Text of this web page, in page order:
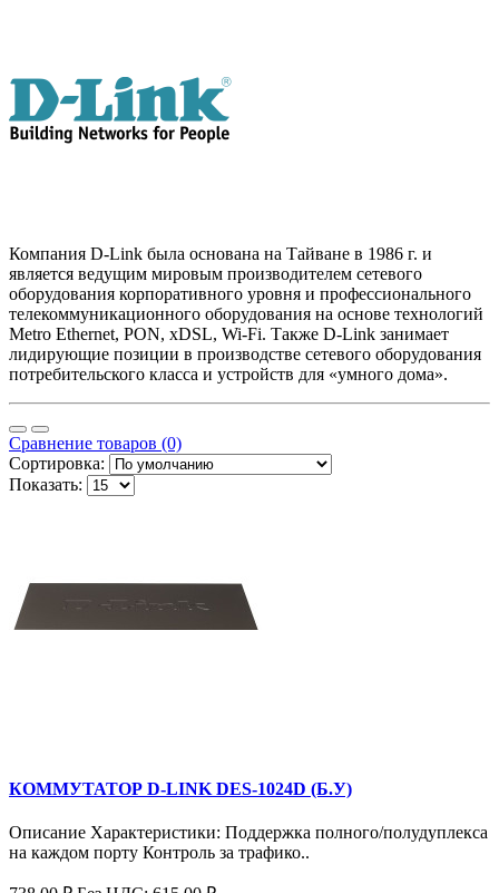
Компания D-Link была основана на Тайване в 1986 г. и
является ведущим мировым производителем сетевого
оборудования корпоративного уровня и профессионального
телекоммуникационного оборудования на основе технологий
Metro Ethernet, PON, xDSL, Wi-Fi. Также D-Link занимает
лидирующие позиции в производстве сетевого оборудования
потребительского класса и устройств для «умного дома».
Сравнение товаров (0)
Сортировка:
Показать:
КОММУТАТОР D-LINK DES-1024D (Б.У)
Описание Характеристики: Поддержка полного/полудуплекса
на каждом порту Контроль за трафико..